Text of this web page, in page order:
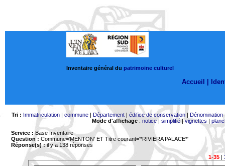
Inventaire général du patrimoine culturel
Accueil |
Tri : Immatriculation| commune| Département| édifice de conservation| Dénomination
Mode d'affichage: notice| simplifié|vignettes |
Service : Base Inventaire
Question : Commune='MENTON' ET Titre courant='*RIVIERA PALACE*'
Réponse(s) :il y a 138 réponses
1-35|